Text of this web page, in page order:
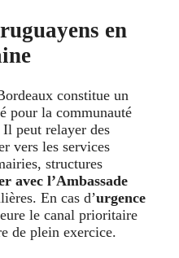
en
constitue un
pour la communauté
peut relayer des
vers les services
structures
avec l’Ambassade
En cas d’urgence
le canal prioritaire
de plein exercice.